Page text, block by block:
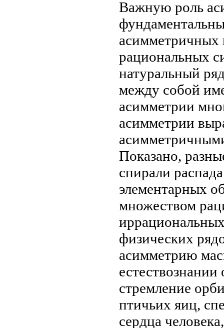
Важную роль
асимметричных
рациональных
натуральный
между собой
асимметрии
асимметрии
Показано,
спирали распада
элементарных
множеством
физических
асимметрию
естествознании
стремление
птичьих яиц,
сердца